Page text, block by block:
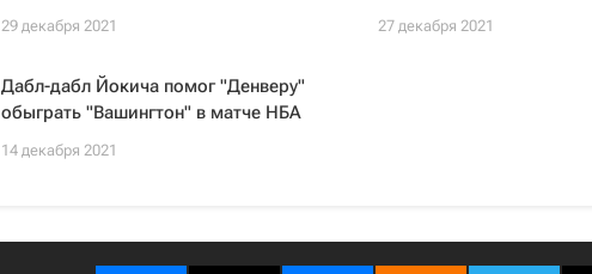
29 декабря 2021 27 декабря 2021
Дабл-дабл Йокича помог "Денверу"
обыграть "Вашингтон" в матче НБА
14 декабря 2021